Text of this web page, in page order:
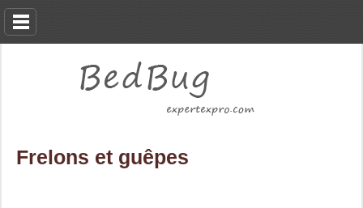
Frelons et guêpes